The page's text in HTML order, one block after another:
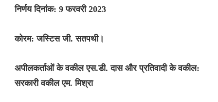
निर्णय दिनांक: 9 फरवरी 2023
कोरम: जस्टिस जी. सतपथी।
अपीलकर्ताओं के वकील एस.डी. दास और प्रतिवादी के वकील:
सरकारी वकील एम. मिश्रा